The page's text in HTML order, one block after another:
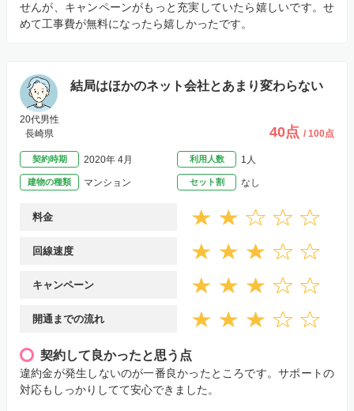
せんが、キャンペーンがもっと充実していたら嬉しいです。せ
めて工事費が無料になったら嬉しかったです。
結局はほかのネット会社とあまり変わらない
20代男性
長崎県
40点 / 100点
契約時期 2020年 4月 利用人数 1人
建物の種類 マンション セット割 なし
料金
回線速度
キャンペーン
開通までの流れ
契約して良かったと思う点
違約金が発生しないのが一番良かったところです。サポートの
対応もしっかりしてて安心できました。